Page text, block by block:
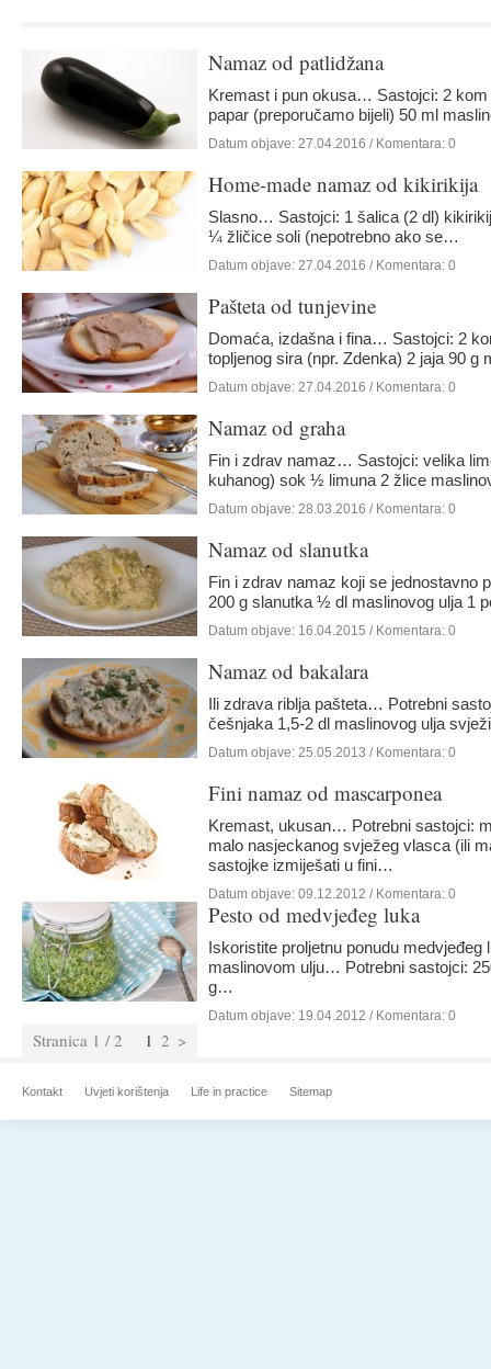
Namaz od patlidžana
Kremast i pun okusa… Sastojci: 2
papar (preporučamo bijeli) 50 ml
Datum objave: 27.04.2016 / Komentara: 0
Home-made namaz od kikirikija
Slasno… Sastojci: 1 šalica (2 dl)
¼ žličice soli (nepotrebno ako se…
Datum objave: 27.04.2016 / Komentara: 0
Pašteta od tunjevine
Domaća, izdašna i fina… Sastojci: 2
topljenog sira (npr. Zdenka) 2 jaja 90 g
Datum objave: 27.04.2016 / Komentara: 0
Namaz od graha
Fin i zdrav namaz… Sastojci: velika
kuhanog) sok ½ limuna 2 žlice
Datum objave: 28.03.2016 / Komentara: 0
Namaz od slanutka
Fin i zdrav namaz koji se jednostavno
200 g slanutka ½ dl maslinovog ulja 1
Datum objave: 16.04.2015 / Komentara: 0
Namaz od bakalara
Ili zdrava riblja pašteta… Potrebni
češnjaka 1,5-2 dl maslinovog ulja
Datum objave: 25.05.2013 / Komentara: 0
Fini namaz od mascarponea
Kremast, ukusan… Potrebni sastojci:
malo nasjeckanog svježeg vlasca (ili
sastojke izmiješati u fini…
Datum objave: 09.12.2012 / Komentara: 0
Pesto od medvjeđeg luka
Iskoristite proljetnu ponudu medvjeđeg
maslinovom ulju… Potrebni sastojci:
g…
Datum objave: 19.04.2012 / Komentara: 0
Stranica 1 / 2 1 2 >
Kontakt Uvjeti korištenja Life in practice Sitemap